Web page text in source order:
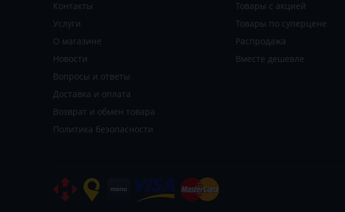
Контакты
Услуги
О магазине
Новости
Вопросы и ответы
Доставка и оплата
Возврат и обмен товара
Политика безопасности
Товары с акцией
Товары по суперцене
Распродажа
Вместе дешевле